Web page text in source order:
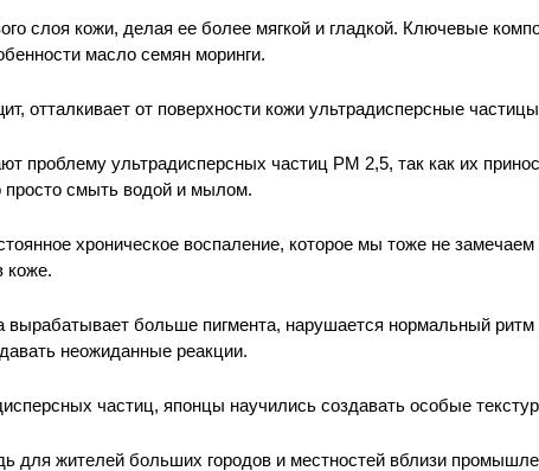
слоя кожи, делая ее более мягкой и гладкой. Ключевые
масло семян моринги.
, отталкивает от поверхности кожи ультрадисперсные
проблему ультрадисперсных частиц PM 2,5, так как их
просто смыть водой и мылом.
хроническое воспаление, которое мы тоже не
коже.
вырабатывает больше пигмента, нарушается нормальный ритм
неожиданные реакции.
частиц, японцы научились создавать особые
для жителей больших городов и местностей вблизи